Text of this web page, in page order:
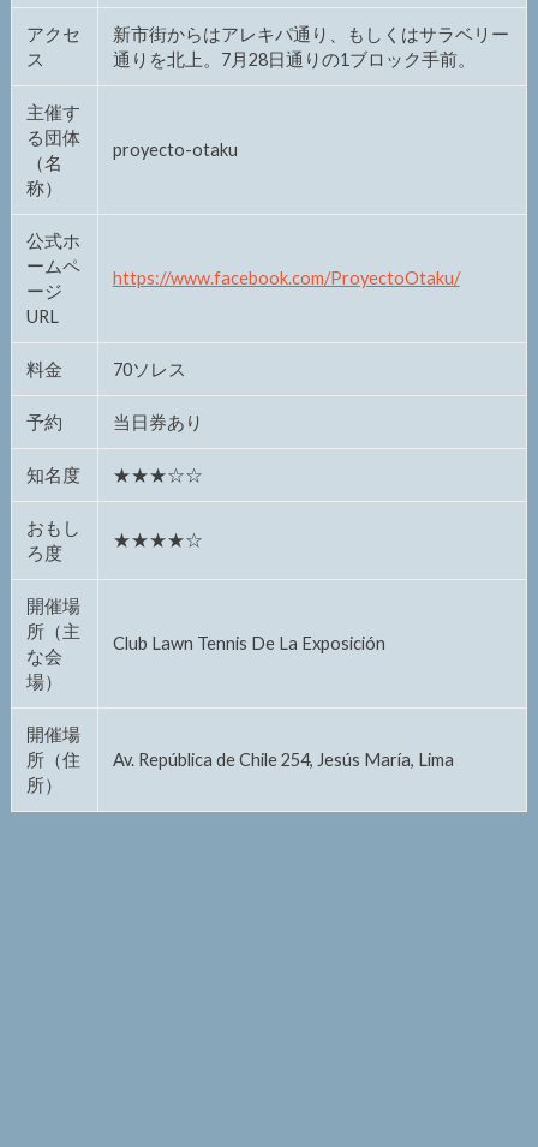
アクセ
ス
新市街からはアレキパ通り、もしくはサラベリー
通りを北上。7月28日通りの1ブロック手前。
主催す
る団体
（名
称）
proyecto-otaku
公式ホ
ームペ
ージ
URL
https://www.facebook.com/ProyectoOtaku/
料金 70ソレス
予約 当日券あり
知名度 ★★★☆☆
おもし
ろ度
★★★★☆
開催場
所（主
な会
場）
Club Lawn Tennis De La Exposición
開催場
所（住
所）
Av. República de Chile 254, Jesús María, Lima